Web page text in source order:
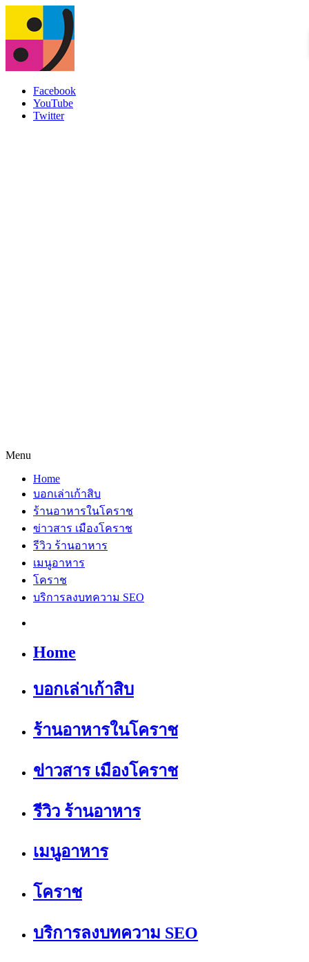
Facebook
YouTube
Twitter
Menu
Home
บอกเล่าเก้าสิบ
ร้านอาหารในโคราช
ข่าวสาร เมืองโคราช
รีวิว ร้านอาหาร
เมนูอาหาร
โคราช
บริการลงบทความ SEO
Home
บอกเล่าเก้าสิบ
ร้านอาหารในโคราช
ข่าวสาร เมืองโคราช
รีวิว ร้านอาหาร
เมนูอาหาร
โคราช
บริการลงบทความ SEO